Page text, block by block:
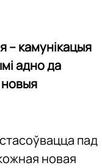
– камунікацыя
адно да
новыя
пад
новая